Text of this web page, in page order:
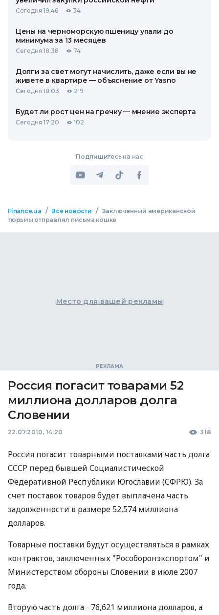
Сегодня 19:46 34
Цены на черноморскую пшеницу упали до
минимума за 13 месяцев
Сегодня 18:38 74
Долги за свет могут начислить, даже если вы не
живете в квартире — объяснение от Yasno
Сегодня 18:03 219
Будет ли рост цен на гречку — мнение эксперта
Сегодня 17:20 102
Подпишитесь на нас
Finance.ua / Все новости / Заключенный американской
тюрьмы отправлял письма кошке
Место для вашей рекламы
Россия погасит товарами 52
миллиона долларов долга
Словении
22.07.2010, 14:20 318
Россия погасит товарными поставками часть долга
СССР перед бывшей Социалистической
Федеративной Республики Югославии (СФРЮ). За
счет поставок товаров будет выплачена часть
задолженности в размере 52,574 миллиона
долларов.
Товарные поставки будут осуществляться в рамках
контрактов, заключенных "Рособоронэкспортом" и
Министерством обороны Словении в июле 2007
года.
Вторую часть долга - 76,621 миллиона долларов, а